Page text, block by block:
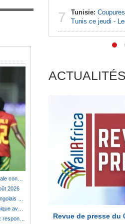
2026
Suisse
le pays
de l'Exécutif
7 Tunisie:
Tunis ce jeudi -
ACTUALITÉS
Revue de presse du